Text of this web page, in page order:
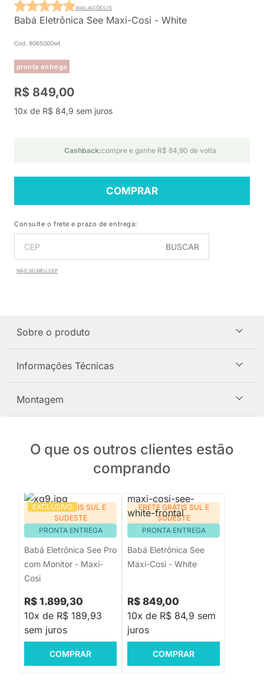
Babá Eletrônica See Maxi-Cosi - White
Cod. 8065000wt
pronta entrega
AVALIAÇÕES (1)
R$ 849,00
10x de R$ 84,9 sem juros
Cashback:compre e ganhe R$ 84,90 de volta
COMPRAR
Consulte o frete e prazo de entrega:
BUSCAR
NÃO SEI MEU CEP
Sobre o produto
Informações Técnicas
Montagem
O que os outros clientes estão
comprando
EXCLUSIVO
FRETE GRÁTIS SUL E
SUDESTE
PRONTA ENTREGA
Babá Eletrônica See Pro
com Monitor - Maxi-
Cosi
R$ 1.899,30
10x de R$ 189,93
sem juros
COMPRAR
FRETE GRÁTIS SUL E
SUDESTE
PRONTA ENTREGA
Babá Eletrônica See
Maxi-Cosi - White
R$ 849,00
10x de R$ 84,9 sem
juros
COMPRAR